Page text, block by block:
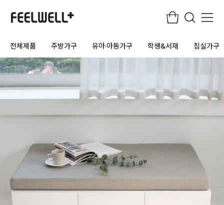
전체제품 주방가구 유아·아동가구 학생&서재 침실가구